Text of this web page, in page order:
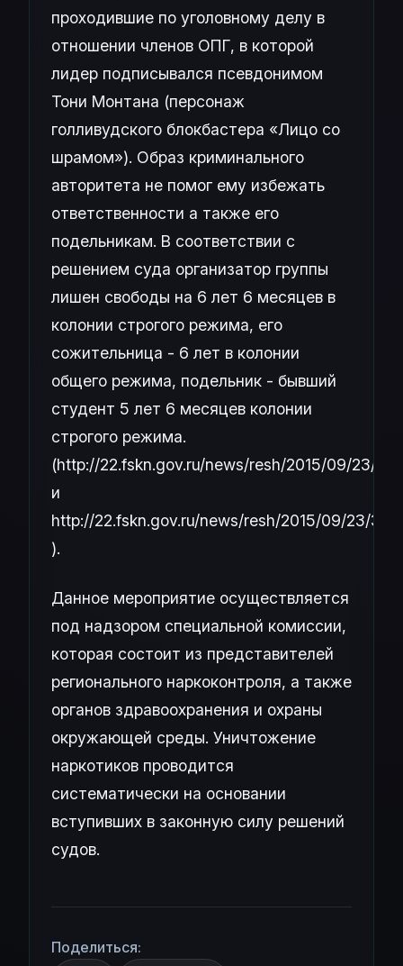
проходившие по уголовному делу в
отношении членов ОПГ, в которой
лидер подписывался псевдонимом
Тони Монтана (персонаж
голливудского блокбастера «Лицо со
шрамом»). Образ криминального
авторитета не помог ему избежать
ответственности а также его
подельникам. В соответствии с
решением суда организатор группы
лишен свободы на 6 лет 6 месяцев в
колонии строгого режима, его
сожительница - 6 лет в колонии
общего режима, подельник - бывший
студент 5 лет 6 месяцев колонии
строгого режима.
(http://22.fskn.gov.ru/news/resh/2015/09/23/
и
http://22.fskn.gov.ru/news/resh/2015/09/23/
).
Данное мероприятие осуществляется
под надзором специальной комиссии,
которая состоит из представителей
регионального наркоконтроля, а также
органов здравоохранения и охраны
окружающей среды. Уничтожение
наркотиков проводится
систематически на основании
вступивших в законную силу решений
судов.
Поделиться: